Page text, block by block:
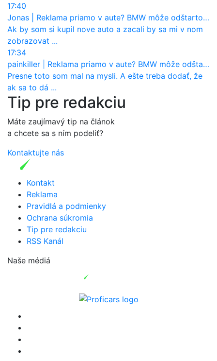
17:40
Jonas
Reklama priamo v aute? BMW môže odštartovať nový trend
Ak by som si kupil nove auto a zacali by sa mi v nom
zobrazovat ...
17:34
painkiller
Reklama priamo v aute? BMW môže odštartovať nový trend
Presne toto som mal na mysli. A ešte treba dodať, že
ak sa to dá ...
Tip pre redakciu
Máte zaujímavý tip na článok
a chcete sa s ním podeliť?
Kontaktujte nás
Kontakt
Reklama
Pravidlá a podmienky
Ochrana súkromia
Tip pre redakciu
RSS Kanál
Naše médiá